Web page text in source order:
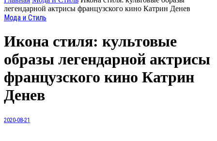
легендарной актрисы французского кино Катрин Денев
Мода и Стиль
Икона стиля: культовые
образы легендарной актрисы
французского кино Катрин
Денев
2020-08-21